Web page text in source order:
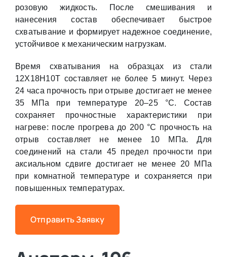
розовую жидкость. После смешивания и
нанесения состав обеспечивает быстрое
схватывание и формирует надежное соединение,
устойчивое к механическим нагрузкам.
Время схватывания на образцах из стали
12Х18Н10Т составляет не более 5 минут. Через
24 часа прочность при отрыве достигает не менее
35 МПа при температуре 20–25 °C. Состав
сохраняет прочностные характеристики при
нагреве: после прогрева до 200 °C прочность на
отрыв составляет не менее 10 МПа. Для
соединений на стали 45 предел прочности при
аксиальном сдвиге достигает не менее 20 МПа
при комнатной температуре и сохраняется при
повышенных температурах.
Отправить Заявку